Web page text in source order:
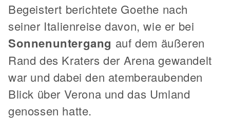
Begeistert berichtete Goethe nach
seiner Italienreise davon, wie er bei
Sonnenuntergang auf dem äußeren
Rand des Kraters der Arena gewandelt
war und dabei den atemberaubenden
Blick über Verona und das Umland
genossen hatte.